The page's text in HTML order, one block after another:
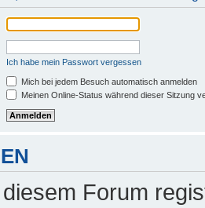
Ich habe mein Passwort vergessen
Mich bei jedem Besuch automatisch anmelden
Meinen Online-Status während dieser Sitzung
Forum